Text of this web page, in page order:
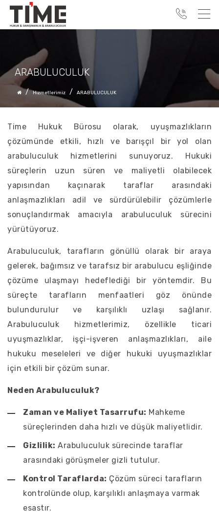
ARABULUCULUK
Hizmetlerimiz ARABULUCULUK
Time Hukuk Bürosu olarak, uyuşmazlıkların
çözümünde etkili, hızlı ve barışçıl bir yol olan
arabuluculuk hizmetlerini sunuyoruz. Hukuki
süreçlerin uzun süren ve maliyetli olabilecek
yapısından kaçınarak taraflar arasındaki
anlaşmazlıkları adil ve sürdürülebilir çözümlerle
sonuçlandırmak amacıyla arabuluculuk sürecini
yürütüyoruz.
Arabuluculuk, tarafların gönüllü olarak bir araya
gelerek, bağımsız ve tarafsız bir arabulucu eşliğinde
çözüme ulaşmayı hedeflediği bir yöntemdir. Bu
süreçte tarafların menfaatleri göz önünde
bulundurulur ve karşılıklı uzlaşı sağlanır.
Arabuluculuk hizmetlerimiz, özellikle ticari
uyuşmazlıklar, işçi-işveren anlaşmazlıkları, aile
hukuku meseleleri ve diğer hukuki uyuşmazlıklar
için etkili bir çözüm sunar.
Neden Arabuluculuk?
Zaman ve Maliyet Tasarrufu: Mahkeme
süreçlerinden daha hızlı ve düşük maliyetlidir.
Gizlilik: Arabuluculuk sürecinde taraflar
arasındaki görüşmeler gizli tutulur.
Kontrol Taraflarda: Çözüm süreci tarafların
kontrolünde olup, karşılıklı anlaşmaya varmak
esastır.